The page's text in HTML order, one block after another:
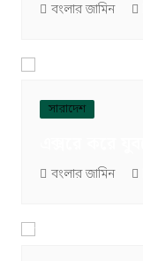
বংলার জামিন
সারাদেশ
বংলার জামিন